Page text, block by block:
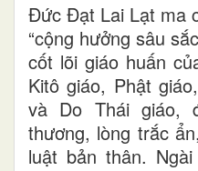
Đức Đạt Lai Lạt ma
“cộng hưởng sâu
cốt lõi giáo huấn
Kitô giáo, Phật
và Do Thái giáo,
thương, lòng trắc
luật bản thân.